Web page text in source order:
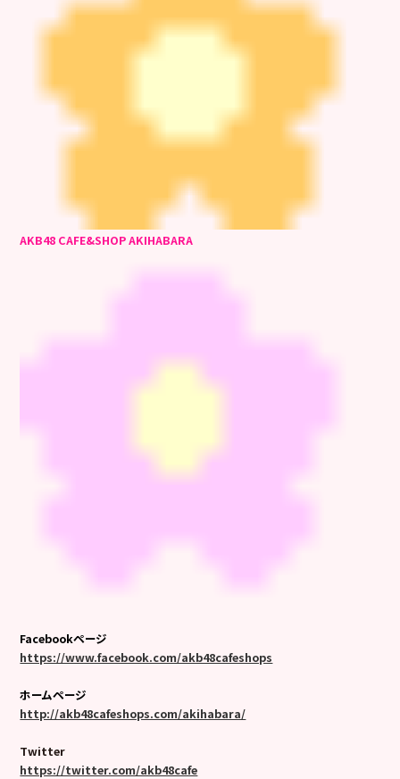
AKB48 CAFE&SHOP AKIHABARA
Facebookページ
https://www.facebook.com/akb48cafeshops
ホームページ
http://akb48cafeshops.com/akihabara/
Twitter
https://twitter.com/akb48cafe